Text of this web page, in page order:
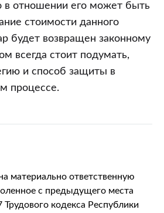
в отношении его может быть
стоимости данного
будет возвращен законному
всегда стоит подумать,
и способ защиты в
процессе.
материально ответственную
с предыдущего места
Трудового кодекса Республики